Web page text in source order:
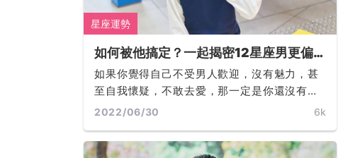
星座運勢
如何被他搞定？一起揭密12星座男更偏
好哪類異性？巨蟹怕錯付、天秤愛娛樂、
天蠍吃撒嬌... ...
如果你覺得自己不受男人歡迎，沒有魅力，甚
至自我懷疑，不敢去愛，那一定是你還沒有遇
到發現屬於你的美的男人。每個人都應該看！
等又有尊嚴地，將他的愛手到擒來... ...
2022/06/30 6k